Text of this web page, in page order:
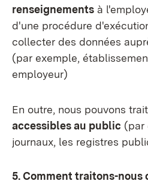
renseignements à
d'une procédure
collecter des données
(par exemple,
employeur)
En outre, nous pouvons
accessibles au public (par
journaux, les registres
5. Comment traitons-nous